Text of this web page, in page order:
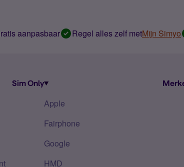
aanpasbaar Regel alles zelf metMijn Simyo
Sim Only
Apple
Fairphone
Google
HMD